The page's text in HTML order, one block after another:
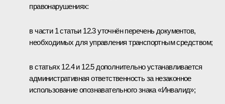
правонарушениях:
в части 1 статьи 12.3 уточнён перечень документов,
необходимых для управления транспортным средством;
в статьях 12.4 и 12.5 дополнительно устанавливается
административная ответственность за незаконное
использование опознавательного знака «Инвалид»;